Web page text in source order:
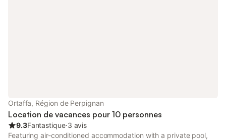
Ortaffa, Région de Perpignan
Location de vacances pour 10 personnes
9.3Fantastique⋅3 avis
Featuring air-conditioned accommodation with a private pool,